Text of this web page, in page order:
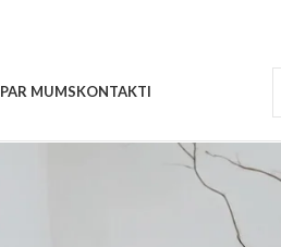
PAR MUMSKONTAKTI